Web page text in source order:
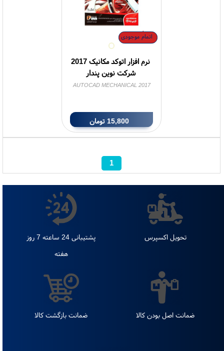
نرم افزار اتوکد مکانیک 2017
شرکت نوین پندار
15,800 تومان
1
هفته